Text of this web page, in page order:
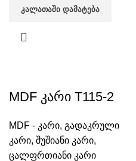
ᲙᲐᲚᲐᲗᲐᲨᲘ ᲓᲐᲛᲐᲢᲔᲑᲐ
MDF კარი T115-2
MDF - კარი, გადაკრული
კარი, შუშიანი კარი,
ცალფრთიანი კარი